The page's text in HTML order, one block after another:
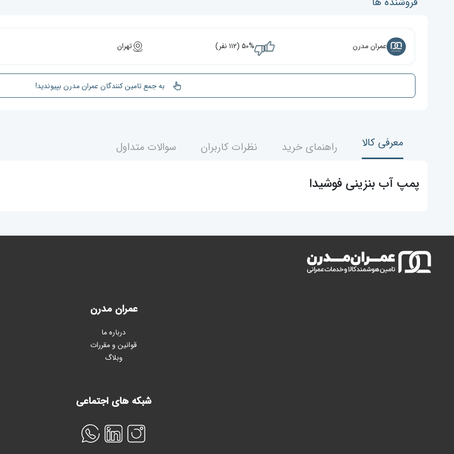
عمران مدرن ۵۰% (۱۱۲ نفر) تهران
به جمع تامین کنندگان عمران مدرن بپیوندید!
معرفی کالا راهنمای خرید نظرات کاربران سوالات متداول
پمپ آب بنزینی فوشیدا
عمران مدرن
درباره ما
قوانین و مقررات
وبلاگ
شبکه های اجتماعی